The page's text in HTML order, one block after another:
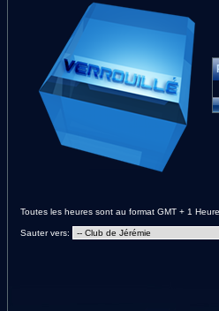
Toutes les heures sont au format GMT + 1 Heure
Sauter vers: